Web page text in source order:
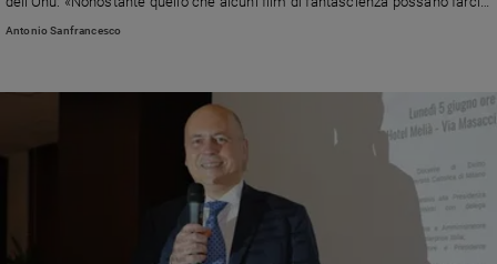
pensare, la coscienza non è qualcosa che appartiene alla macchina. Quindi
Antonio Sanfrancesco